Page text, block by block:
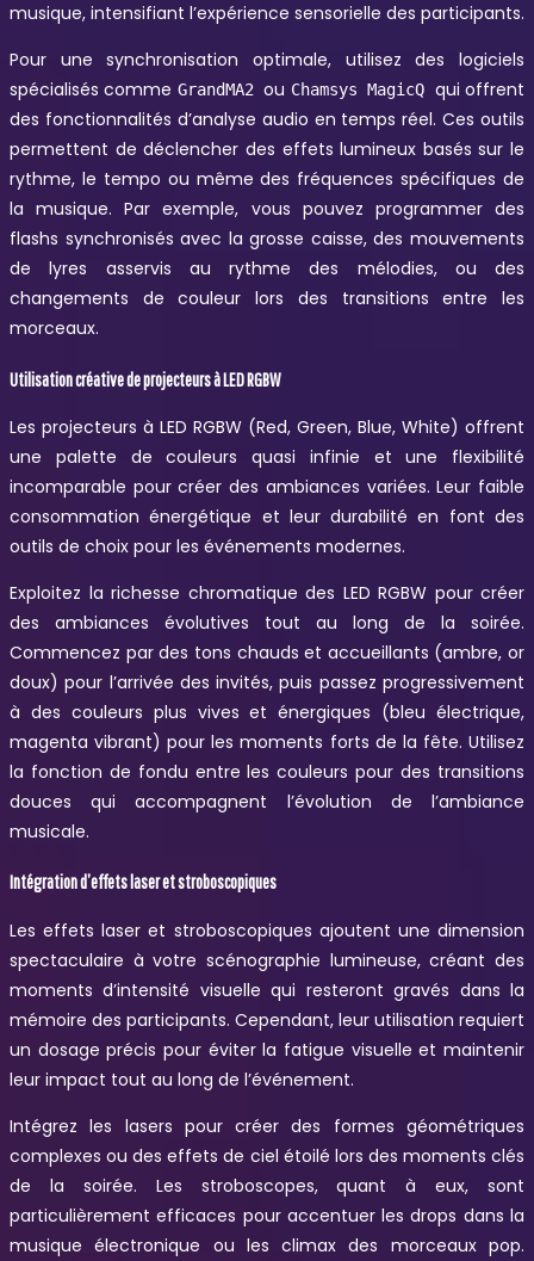
musique, intensifiant l’expérience sensorielle des participants.
Pour une synchronisation optimale, utilisez des logiciels
spécialisés comme GrandMA2ou Chamsys MagicQ qui offrent
des fonctionnalités d’analyse audio en temps réel. Ces outils
permettent de déclencher des effets lumineux basés sur le
rythme, le tempo ou même des fréquences spécifiques de
la musique. Par exemple, vous pouvez programmer des
flashs synchronisés avec la grosse caisse, des mouvements
de lyres asservis au rythme des mélodies, ou des
changements de couleur lors des transitions entre les
morceaux.
Utilisation créative de projecteurs à LED RGBW
Les projecteurs à LED RGBW (Red, Green, Blue, White) offrent
une palette de couleurs quasi infinie et une flexibilité
incomparable pour créer des ambiances variées. Leur faible
consommation énergétique et leur durabilité en font des
outils de choix pour les événements modernes.
Exploitez la richesse chromatique des LED RGBW pour créer
des ambiances évolutives tout au long de la soirée.
Commencez par des tons chauds et accueillants (ambre, or
doux) pour l’arrivée des invités, puis passez progressivement
à des couleurs plus vives et énergiques (bleu électrique,
magenta vibrant) pour les moments forts de la fête. Utilisez
la fonction de fondu entre les couleurs pour des transitions
douces qui accompagnent l’évolution de l’ambiance
musicale.
Intégration d’effets laser et stroboscopiques
Les effets laser et stroboscopiques ajoutent une dimension
spectaculaire à votre scénographie lumineuse, créant des
moments d’intensité visuelle qui resteront gravés dans la
mémoire des participants. Cependant, leur utilisation requiert
un dosage précis pour éviter la fatigue visuelle et maintenir
leur impact tout au long de l’événement.
Intégrez les lasers pour créer des formes géométriques
complexes ou des effets de ciel étoilé lors des moments clés
de la soirée. Les stroboscopes, quant à eux, sont
particulièrement efficaces pour accentuer les drops dans la
musique électronique ou les climax des morceaux pop.